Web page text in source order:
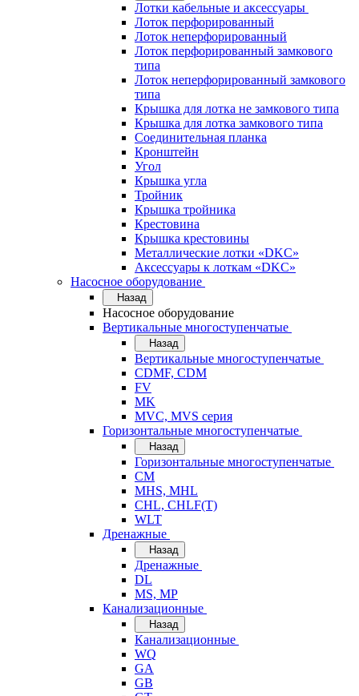
Лотки кабельные и аксессуары
Лоток перфорированный
Лоток неперфорированный
Лоток перфорированный замкового
типа
Лоток неперфорированный замкового
типа
Крышка для лотка не замкового типа
Крышка для лотка замкового типа
Соединительная планка
Кронштейн
Угол
Крышка угла
Тройник
Крышка тройника
Крестовина
Крышка крестовины
Металлические лотки «DKC»
Аксессуары к лоткам «DKC»
Насосное оборудование
Назад
Насосное оборудование
Вертикальные многоступенчатые
Назад
Вертикальные многоступенчатые
CDMF, CDM
FV
MK
MVC, MVS серия
Горизонтальные многоступенчатые
Назад
Горизонтальные многоступенчатые
CM
MHS, MHL
CHL, CHLF(T)
WLT
Дренажные
Назад
Дренажные
DL
MS, MP
Канализационные
Назад
Канализационные
WQ
GA
GB